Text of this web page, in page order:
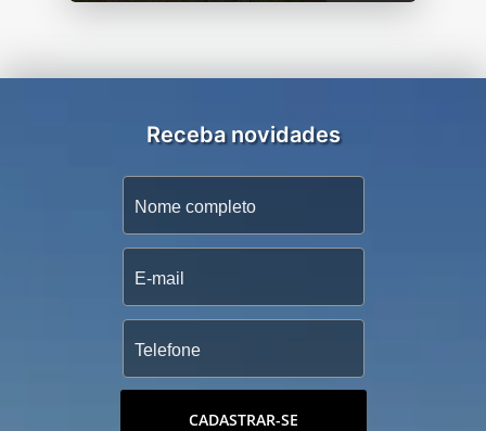
Receba novidades
CADASTRAR-SE